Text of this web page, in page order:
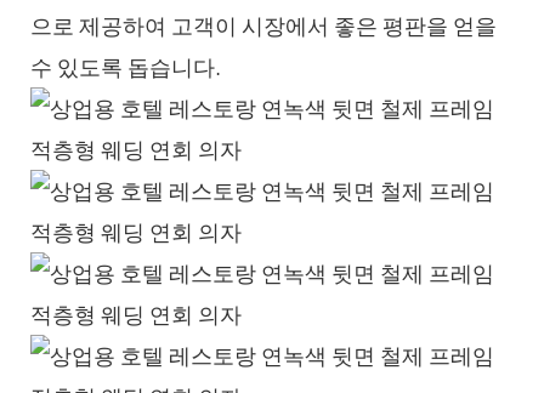
으로 제공하여 고객이 시장에서 좋은 평판을 얻을
수 있도록 돕습니다.